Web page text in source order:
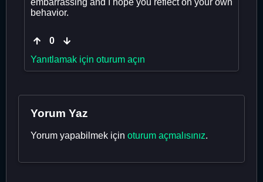
behavior.
0
Yanıtlamak için oturum açın
Yorum Yaz
Yorum yapabilmek için oturum açmalısınız.